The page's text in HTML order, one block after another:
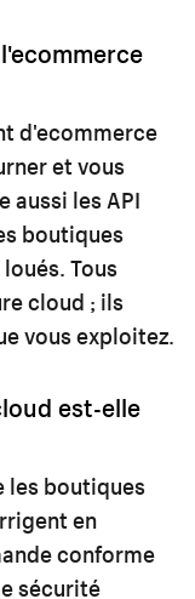
d'ecommerce
et vous
aussi les API
boutiques
Tous
cloud ; ils
vous exploitez.
est-elle
les boutiques
en
conforme
sécurité